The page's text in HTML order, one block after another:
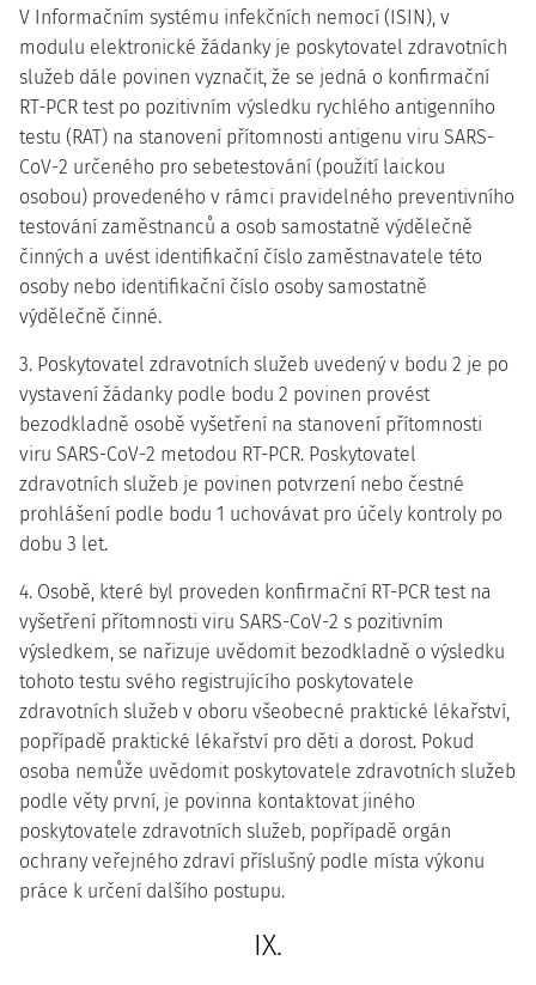
V Informačním systému infekčních nemocí (ISIN), v
modulu elektronické žádanky je poskytovatel zdravotních
služeb dále povinen vyznačit, že se jedná o konfirmační
RT-PCR test po pozitivním výsledku rychlého antigenního
testu (RAT) na stanovení přítomnosti antigenu viru SARS-
CoV-2 určeného pro sebetestování (použití laickou
osobou) provedeného v rámci pravidelného preventivního
testování zaměstnanců a osob samostatně výdělečně
činných a uvést identifikační číslo zaměstnavatele této
osoby nebo identifikační číslo osoby samostatně
výdělečně činné.
3. Poskytovatel zdravotních služeb uvedený v bodu 2 je po
vystavení žádanky podle bodu 2 povinen provést
bezodkladně osobě vyšetření na stanovení přítomnosti
viru SARS-CoV-2 metodou RT-PCR. Poskytovatel
zdravotních služeb je povinen potvrzení nebo čestné
prohlášení podle bodu 1 uchovávat pro účely kontroly po
dobu 3 let.
4. Osobě, které byl proveden konfirmační RT-PCR test na
vyšetření přítomnosti viru SARS-CoV-2 s pozitivním
výsledkem, se nařizuje uvědomit bezodkladně o výsledku
tohoto testu svého registrujícího poskytovatele
zdravotních služeb v oboru všeobecné praktické lékařství,
popřípadě praktické lékařství pro děti a dorost. Pokud
osoba nemůže uvědomit poskytovatele zdravotních služeb
podle věty první, je povinna kontaktovat jiného
poskytovatele zdravotních služeb, popřípadě orgán
ochrany veřejného zdraví příslušný podle místa výkonu
práce k určení dalšího postupu.
IX.